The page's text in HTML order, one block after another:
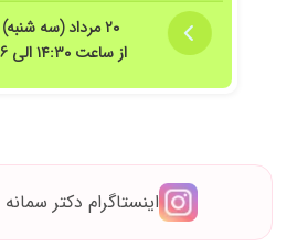
۲۰ مرداد (سه شنبه)
از ساعت ۱۴:۳۰ الی ۱۶
اینستاگرام دکتر